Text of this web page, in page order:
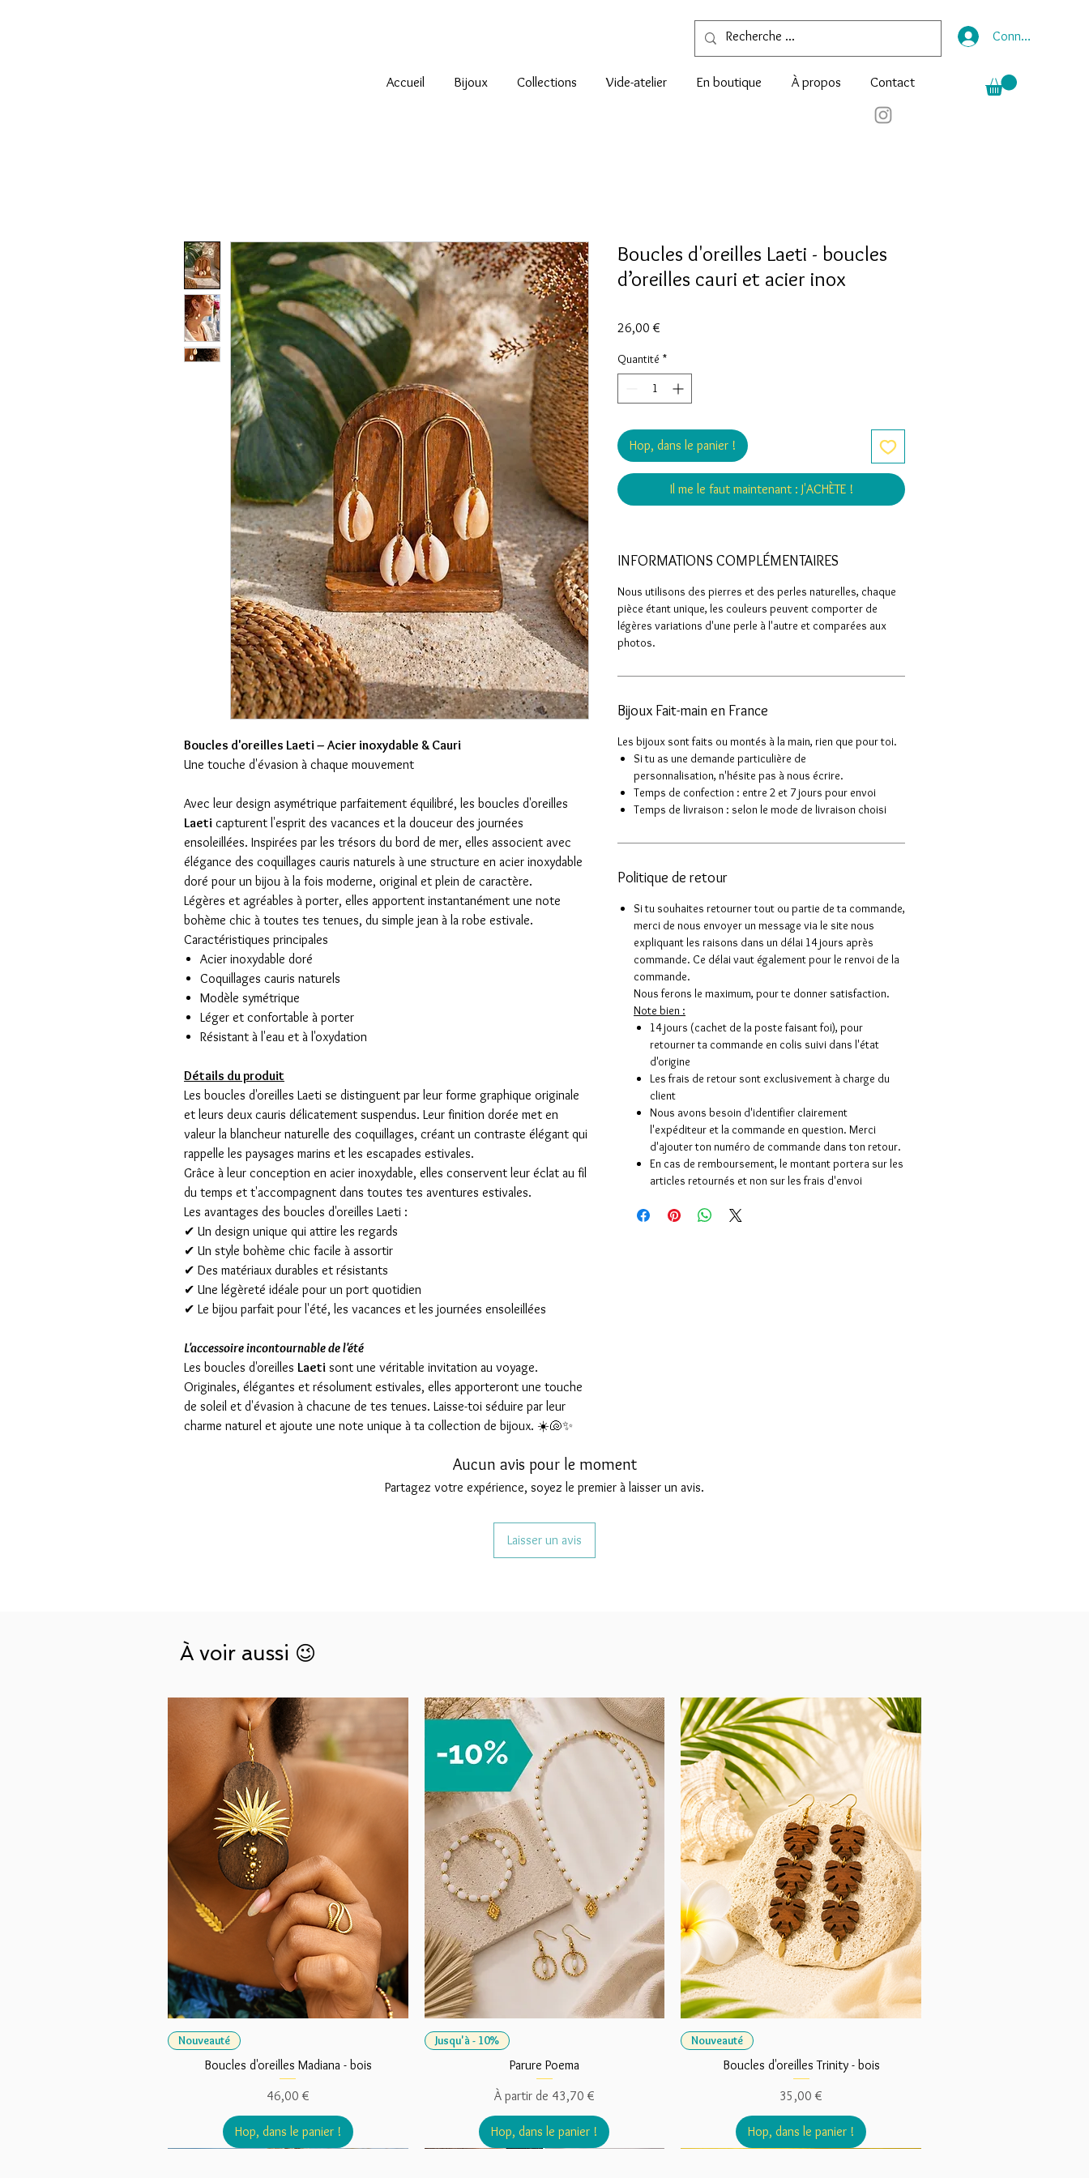
Accueil Bijoux Collections Vide-atelier En boutique À propos Contact
Connexion
Boucles d'oreilles Laeti – Acier inoxydable & Cauri
Une touche d'évasion à chaque mouvement
Avec leur design asymétrique parfaitement équilibré, les boucles d'oreilles
Laeti capturent l'esprit des vacances et la douceur des journées
ensoleillées. Inspirées par les trésors du bord de mer, elles associent avec
élégance des coquillages cauris naturels à une structure en acier inoxydable
doré pour un bijou à la fois moderne, original et plein de caractère.
Légères et agréables à porter, elles apportent instantanément une note
bohème chic à toutes tes tenues, du simple jean à la robe estivale.
Caractéristiques principales
Acier inoxydable doré
Coquillages cauris naturels
Modèle symétrique
Léger et confortable à porter
Résistant à l'eau et à l'oxydation
Détails du produit
Les boucles d'oreilles Laeti se distinguent par leur forme graphique originale
et leurs deux cauris délicatement suspendus. Leur finition dorée met en
valeur la blancheur naturelle des coquillages, créant un contraste élégant qui
rappelle les paysages marins et les escapades estivales.
Grâce à leur conception en acier inoxydable, elles conservent leur éclat au fil
du temps et t'accompagnent dans toutes tes aventures estivales.
Les avantages des boucles d'oreilles Laeti :
✔ Un design unique qui attire les regards
✔ Un style bohème chic facile à assortir
✔ Des matériaux durables et résistants
✔ Une légèreté idéale pour un port quotidien
✔ Le bijou parfait pour l'été, les vacances et les journées ensoleillées
L'accessoire incontournable de l'été
Les boucles d'oreilles Laeti sont une véritable invitation au voyage.
Originales, élégantes et résolument estivales, elles apporteront une touche
de soleil et d'évasion à chacune de tes tenues. Laisse-toi séduire par leur
charme naturel et ajoute une note unique à ta collection de bijoux. ☀️🐚✨
Boucles d'oreilles Laeti - boucles
d’oreilles cauri et acier inox
26,00 €
Quantité *
Hop, dans le panier !
Il me le faut maintenant : J'ACHÈTE !
INFORMATIONS COMPLÉMENTAIRES
Nous utilisons des pierres et des perles naturelles, chaque
pièce étant unique, les couleurs peuvent comporter de
légères variations d'une perle à l'autre et comparées aux
photos.
Bijoux Fait-main en France
Les bijoux sont faits ou montés à la main, rien que pour toi.
Si tu as une demande particulière de
personnalisation, n'hésite pas à nous écrire.
Temps de confection : entre 2 et 7 jours pour envoi
Temps de livraison : selon le mode de livraison choisi
Politique de retour
Si tu souhaites retourner tout ou partie de ta commande,
merci de nous envoyer un message via le site nous
expliquant les raisons dans un délai 14 jours après
commande. Ce délai vaut également pour le renvoi de la
commande.
Nous ferons le maximum, pour te donner satisfaction.
Note bien :
14 jours (cachet de la poste faisant foi), pour
retourner ta commande en colis suivi dans l'état
d'origine
Les frais de retour sont exclusivement à charge du
client
Nous avons besoin d'identifier clairement
l'expéditeur et la commande en question. Merci
d'ajouter ton numéro de commande dans ton retour.
En cas de remboursement, le montant portera sur les
articles retournés et non sur les frais d'envoi
Aucun avis pour le moment
Partagez votre expérience, soyez le premier à laisser un avis.
Laisser un avis
À voir aussi 😉
Nouveauté
Boucles d'oreilles Madiana - bois
Prix
46,00 €
Hop, dans le panier !
Jusqu'à - 10%
Parure Poema
À partir de 43,70 €
Prix promotionnel
Hop, dans le panier !
Nouveauté
Boucles d'oreilles Trinity - bois
Prix
35,00 €
Hop, dans le panier !